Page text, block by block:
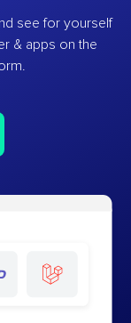
see for yourself
& apps on the